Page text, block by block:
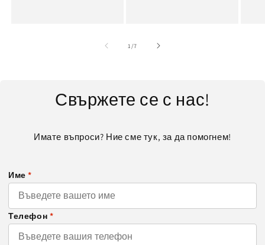
1 /от
7
Свържете се с нас!
Имате въпроси? Ние сме тук, за да помогнем!
Име*
Телефон *